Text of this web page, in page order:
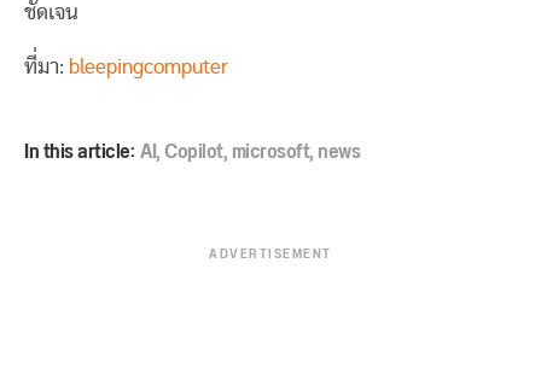
ชัดเจน
ที่มา: bleepingcomputer
In this article:AI,Copilot,microsoft,news
ADVERTISEMENT